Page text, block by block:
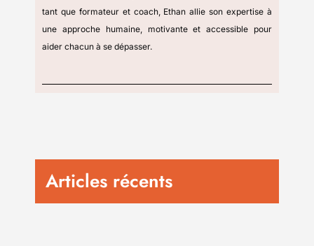
tant que formateur et coach, Ethan allie son expertise à
une approche humaine, motivante et accessible pour
aider chacun à se dépasser.
Articles récents